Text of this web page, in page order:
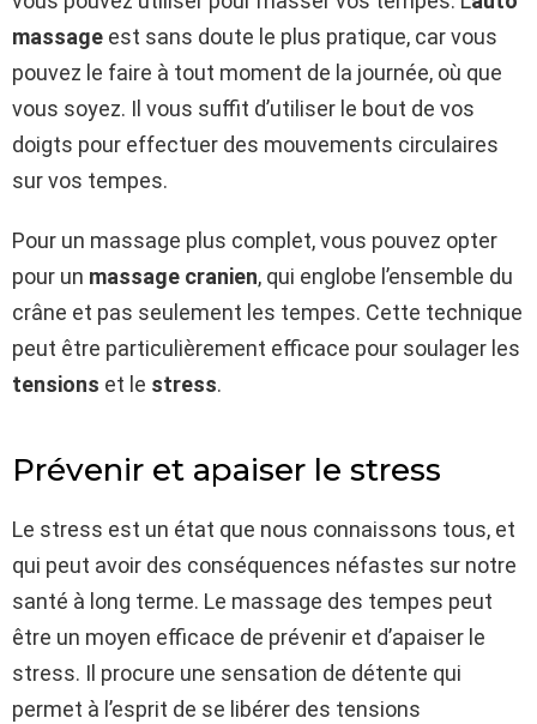
massage est sans doute le plus pratique, car vous
pouvez le faire à tout moment de la journée, où que
vous soyez. Il vous suffit d’utiliser le bout de vos
doigts pour effectuer des mouvements circulaires
sur vos tempes.
Pour un massage plus complet, vous pouvez opter
pour un massage cranien, qui englobe l’ensemble du
crâne et pas seulement les tempes. Cette technique
peut être particulièrement efficace pour soulager les
tensions et le stress.
Prévenir et apaiser le stress
Le stress est un état que nous connaissons tous, et
qui peut avoir des conséquences néfastes sur notre
santé à long terme. Le massage des tempes peut
être un moyen efficace de prévenir et d’apaiser le
stress. Il procure une sensation de détente qui
permet à l’esprit de se libérer des tensions